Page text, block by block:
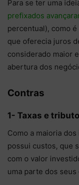
Para se ter uma
prefixados
percentual), como
que oferecia juros
considerado maior
abertura dos
Contras
1- Taxas e
Como a maioria
possui custos, que
com o valor
uma parte dos seus